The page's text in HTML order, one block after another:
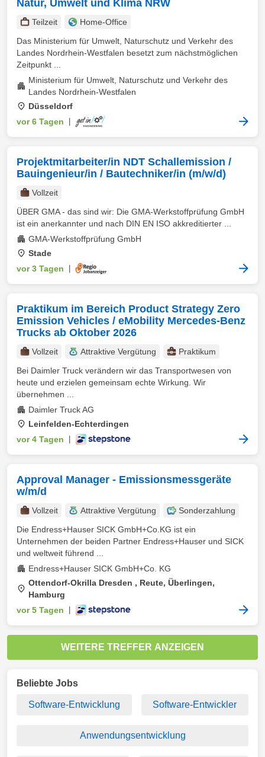
Natur, Umwelt und Klima NRW
Teilzeit
Home-Office
Das Ministerium für Umwelt, Naturschutz und Verkehr des
Landes Nordrhein-Westfalen besetzt zum nächstmöglichen
Zeitpunkt ...
Ministerium für Umwelt, Naturschutz und Verkehr des
Landes Nordrhein-Westfalen
Düsseldorf
vor 6 Tagen
Projektmitarbeiter/in NDT Schallemission /
Bauingenieur/in / Bautechniker/in (m/w/d)
Vollzeit
ÜBER GMA - das sind wir: Die GMA-Werkstoffprüfung GmbH
ist ein anerkannter und nach DIN EN ISO akkreditierter ...
GMA-Werkstoffprüfung GmbH
Stade
vor 3 Tagen
Praktikum im Bereich Product Strategy Zero
Emission Vehicles / eMobility Mercedes-Benz
Trucks ab Oktober 2026
Vollzeit Attraktive Vergütung
Praktikum
Bei Daimler Truck verändern wir das Transportwesen von
heute und erzielen gemeinsam echte Wirkung. Wir
übernehmen ...
Daimler Truck AG
Leinfelden-Echterdingen
vor 4 Tagen
Approval Manager - Emissionsmessgeräte
w/m/d
Vollzeit Attraktive Vergütung
Sonderzahlung
Die Endress+Hauser SICK GmbH+Co.KG ist ein
Unternehmen der beiden Partner Endress+Hauser und SICK
und weltweit führend ...
Endress+Hauser SICK GmbH+Co. KG
Ottendorf-Okrilla Dresden , Reute, Überlingen,
Hamburg
vor 5 Tagen
WEITERE TREFFER ANZEIGEN
Beliebte Jobs
Software-Entwicklung Software-Entwickler
Anwendungsentwicklung